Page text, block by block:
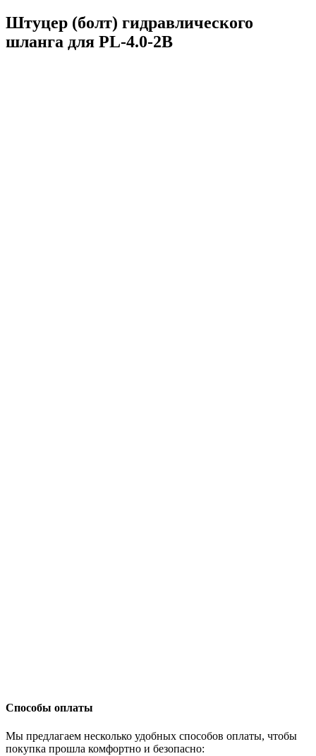
Штуцер (болт) гидравлического
шланга для PL-4.0-2B
Способы оплаты
Мы предлагаем несколько удобных способов оплаты, чтобы
покупка прошла комфортно и безопасно: